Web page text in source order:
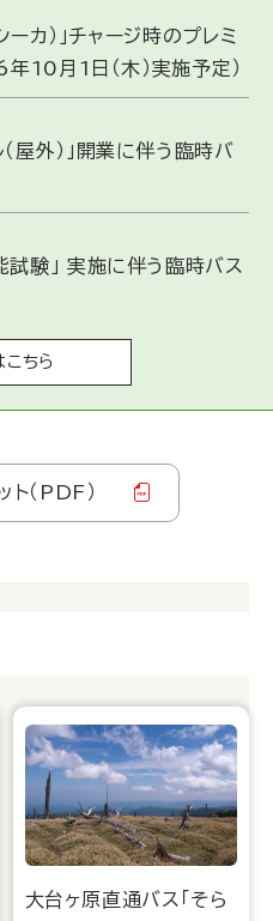
カ）」チャージ時のプレミ
10月1日（木）実施予定）
屋外）」開業に伴う臨時バ
試験」 実施に伴う臨時バス
こちら
（PDF）
大台ヶ原直通バス「そら